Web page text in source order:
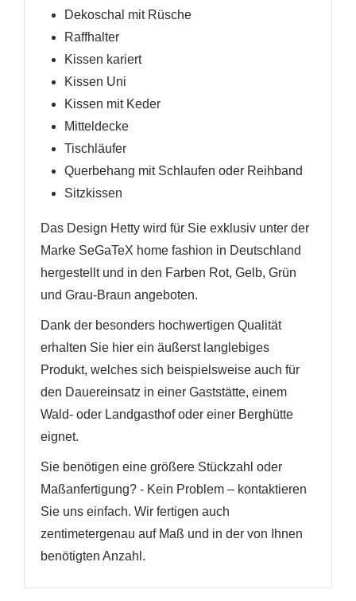
Dekoschal mit Rüsche
Raffhalter
Kissen kariert
Kissen Uni
Kissen mit Keder
Mitteldecke
Tischläufer
Querbehang mit Schlaufen oder Reihband
Sitzkissen
Das Design Hetty wird für Sie exklusiv unter der
Marke SeGaTeX home fashion in Deutschland
hergestellt und in den Farben Rot, Gelb, Grün
und Grau-Braun angeboten.
Dank der besonders hochwertigen Qualität
erhalten Sie hier ein äußerst langlebiges
Produkt, welches sich beispielsweise auch für
den Dauereinsatz in einer Gaststätte, einem
Wald- oder Landgasthof oder einer Berghütte
eignet.
Sie benötigen eine größere Stückzahl oder
Maßanfertigung? - Kein Problem – kontaktieren
Sie uns einfach. Wir fertigen auch
zentimetergenau auf Maß und in der von Ihnen
benötigten Anzahl.